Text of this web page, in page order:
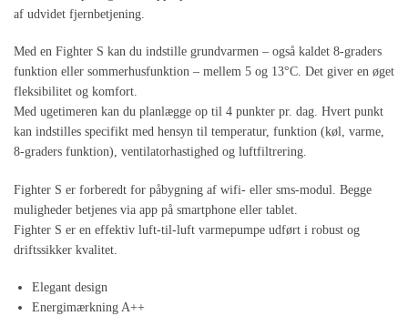
af udvidet fjernbetjening.
Med en Fighter S kan du indstille grundvarmen – også kaldet 8-graders
funktion eller sommerhusfunktion – mellem 5 og 13°C. Det giver en øget
fleksibilitet og komfort.
Med ugetimeren kan du planlægge op til 4 punkter pr. dag. Hvert punkt
kan indstilles specifikt med hensyn til temperatur, funktion (køl, varme,
8-graders funktion), ventilatorhastighed og luftfiltrering.
Fighter S er forberedt for påbygning af wifi- eller sms-modul. Begge
muligheder betjenes via app på smartphone eller tablet.
Fighter S er en effektiv luft-til-luft varmepumpe udført i robust og
driftssikker kvalitet.
Elegant design
Energimærkning A++